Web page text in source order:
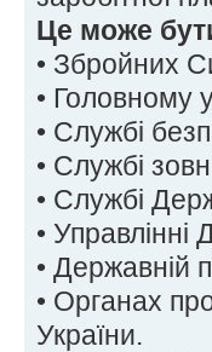
Це може
• Збройних
• Головному
• Службі
• Службі
• Службі
•
• Державній
• Органах
України.